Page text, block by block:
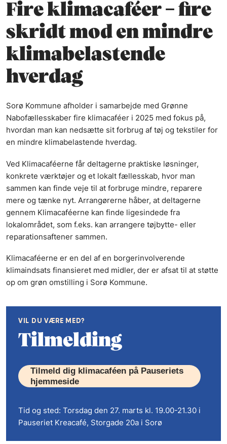
Fire klimacaféer – fire
skridt mod en mindre
klimabelastende
hverdag
Sorø Kommune afholder i samarbejde med Grønne
Nabofællesskaber fire klimacaféer i 2025 med fokus på,
hvordan man kan nedsætte sit forbrug af tøj og tekstiler for
en mindre klimabelastende hverdag.
Ved Klimacaféerne får deltagerne praktiske løsninger,
konkrete værktøjer og et lokalt fællesskab, hvor man
sammen kan finde veje til at forbruge mindre, reparere
mere og tænke nyt. Arrangørerne håber, at deltagerne
gennem Klimacaféerne kan finde ligesindede fra
lokalområdet, som f.eks. kan arrangere tøjbytte- eller
reparationsaftener sammen.
Klimacaféerne er en del af en borgerinvolverende
klimaindsats finansieret med midler, der er afsat til at støtte
op om grøn omstilling i Sorø Kommune.
VIL DU VÆRE MED?
Tilmelding
Tilmeld dig klimacaféen på Pauseriets
hjemmeside
Tid og sted: Torsdag den 27. marts kl. 19.00-21.30 i
Pauseriet Kreacafé, Storgade 20a i Sorø